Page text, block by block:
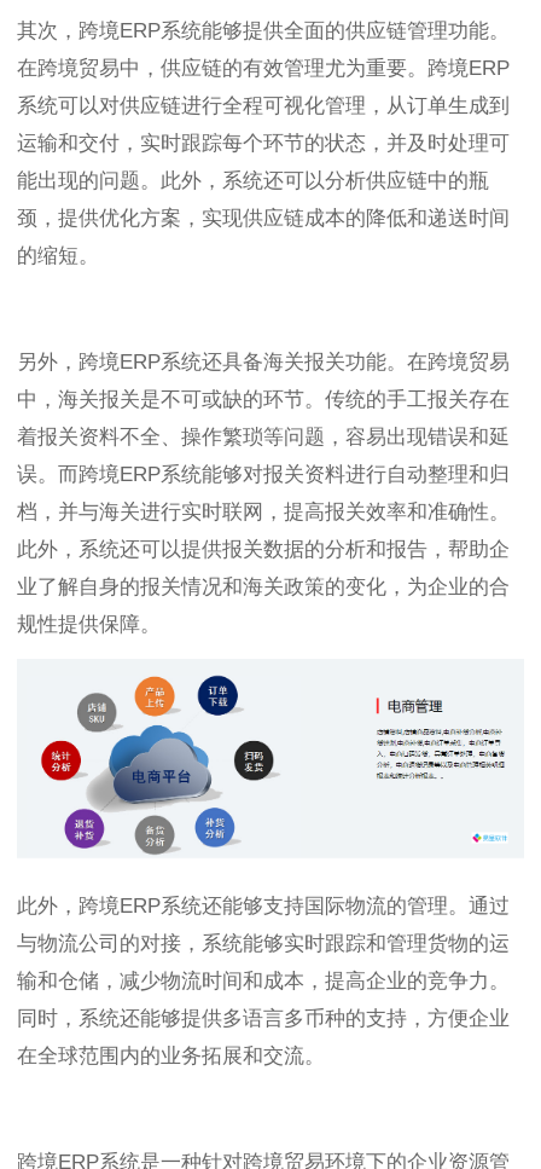
其次，跨境ERP系统能够提供全面的供应链管理功能。
在跨境贸易中，供应链的有效管理尤为重要。跨境ERP
系统可以对供应链进行全程可视化管理，从订单生成到
运输和交付，实时跟踪每个环节的状态，并及时处理可
能出现的问题。此外，系统还可以分析供应链中的瓶
颈，提供优化方案，实现供应链成本的降低和递送时间
的缩短。
另外，跨境ERP系统还具备海关报关功能。在跨境贸易
中，海关报关是不可或缺的环节。传统的手工报关存在
着报关资料不全、操作繁琐等问题，容易出现错误和延
误。而跨境ERP系统能够对报关资料进行自动整理和归
档，并与海关进行实时联网，提高报关效率和准确性。
此外，系统还可以提供报关数据的分析和报告，帮助企
业了解自身的报关情况和海关政策的变化，为企业的合
规性提供保障。
此外，跨境ERP系统还能够支持国际物流的管理。通过
与物流公司的对接，系统能够实时跟踪和管理货物的运
输和仓储，减少物流时间和成本，提高企业的竞争力。
同时，系统还能够提供多语言多币种的支持，方便企业
在全球范围内的业务拓展和交流。
跨境ERP系统是一种针对跨境贸易环境下的企业资源管